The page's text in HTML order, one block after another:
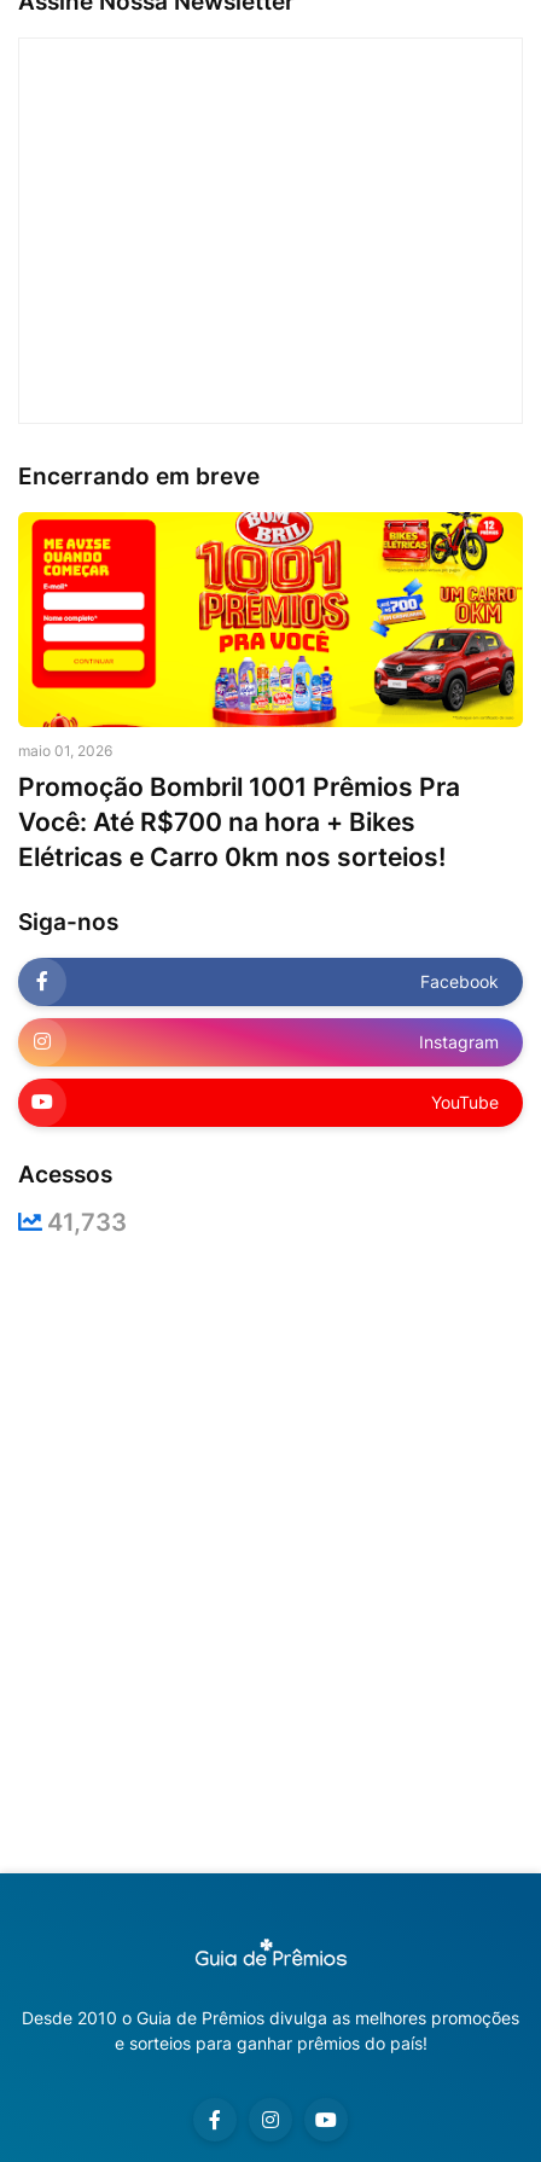
Encerrando em breve
maio 01, 2026
Promoção Bombril 1001 Prêmios Pra
Você: Até R$700 na hora + Bikes
Elétricas e Carro 0km nos sorteios!
Siga-nos
Facebook
Instagram
YouTube
Acessos
41,733
Desde 2010 o Guia de Prêmios divulga as melhores promoções
e sorteios para ganhar prêmios do país!